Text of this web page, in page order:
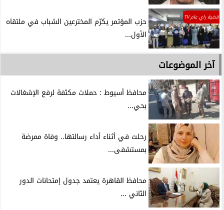
قضية راي عام TV
حزب المؤتمر يكرّم المخترعين الشباب في ملتقاه
الأول...
آخر الموضوعات
محافظ أسيوط : حملات مكثفة لرفع الإشغالات
بحي...
رحلت في أثناء أداء رسالتها.. وفاة ممرضة
بمستشفى...
محافظ القاهرة يعتمد جدول إمتحانات الدور
الثاني ...